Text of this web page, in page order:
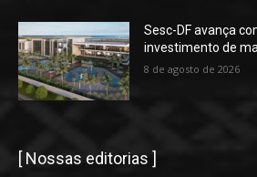
Sesc-DF avança
investimento de
8 de agosto de 2026
[ Nossas editorias ]